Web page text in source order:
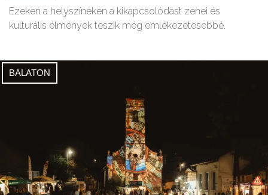
Ezeken a helyszíneken a kikapcsolódást zenei és
kulturális élmények teszik még emlékezetesebbé.
BALATON